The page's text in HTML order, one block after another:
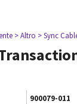
> Altro > Sync
900079-011